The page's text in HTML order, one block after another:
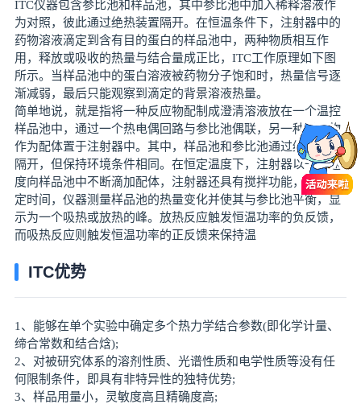
ITC仪器包含参比池和样品池，其中参比池中加入稀释溶液作
为对照，彼此通过绝热装置隔开。在恒温条件下，注射器中的
药物溶液滴定到含有目的蛋白的样品池中，两种物质相互作
用，释放或吸收的热量与结合量成正比，ITC工作原理如下图
所示。当样品池中的蛋白溶液被药物分子饱和时，热量信号逐
渐减弱，最后只能观察到滴定的背景溶液热量。
简单地说，就是指将一种反应物配制成澄清溶液放在一个温控
样品池中，通过一个热电偶回路与参比池偶联，另一种反应物
作为配体置于注射器中。其中，样品池和参比池通过绝热装置
隔开，但保持环境条件相同。在恒定温度下，注射器以一定速
度向样品池中不断滴加配体，注射器还具有搅拌功能，反应一
定时间，仪器测量样品池的热量变化并使其与参比池平衡，显
示为一个吸热或放热的峰。放热反应触发恒温功率的负反馈，
而吸热反应则触发恒温功率的正反馈来保持温
ITC优势
1、能够在单个实验中确定多个热力学结合参数(即化学计量、
缔合常数和结合焓);
2、对被研究体系的溶剂性质、光谱性质和电学性质等没有任
何限制条件，即具有非特异性的独特优势;
3、样品用量小，灵敏度高且精确度高;